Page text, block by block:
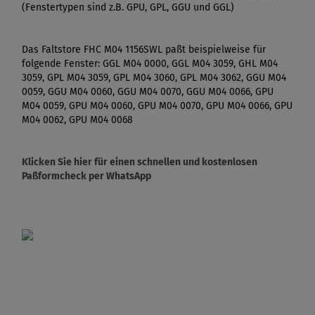
(Fenstertypen sind z.B. GPU, GPL, GGU und GGL)
Das Faltstore FHC M04 1156SWL paßt beispielweise für
folgende Fenster: GGL M04 0000, GGL M04 3059, GHL M04
3059, GPL M04 3059, GPL M04 3060, GPL M04 3062, GGU M04
0059, GGU M04 0060, GGU M04 0070, GGU M04 0066, GPU
M04 0059, GPU M04 0060, GPU M04 0070, GPU M04 0066, GPU
M04 0062, GPU M04 0068
Klicken Sie hier für einen schnellen und kostenlosen
Paßformcheck per WhatsApp